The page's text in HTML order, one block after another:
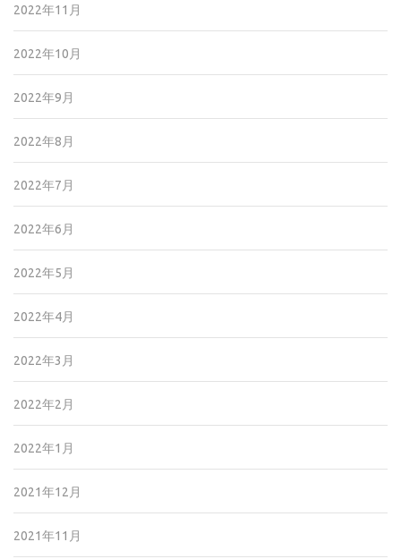
2022年11月
2022年10月
2022年9月
2022年8月
2022年7月
2022年6月
2022年5月
2022年4月
2022年3月
2022年2月
2022年1月
2021年12月
2021年11月